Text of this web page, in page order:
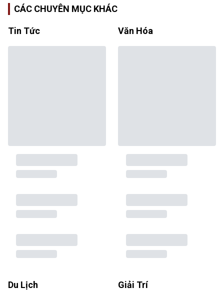
CÁC CHUYÊN MỤC KHÁC
Tin Tức Văn Hóa
Du Lịch Giải Trí